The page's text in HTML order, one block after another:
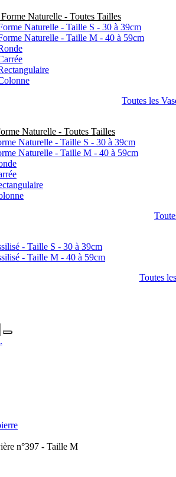
Naturelle - Toutes Tailles
Naturelle - Taille S - 30 à 39cm
Naturelle - Taille M - 40 à 59cm
Toutes les
Naturelle - Toutes Tailles
Naturelle - Taille S - 30 à 39cm
Naturelle - Taille M - 40 à 59cm
- Taille S - 30 à 39cm
- Taille M - 40 à 59cm
Toutes
n°397 - Taille M